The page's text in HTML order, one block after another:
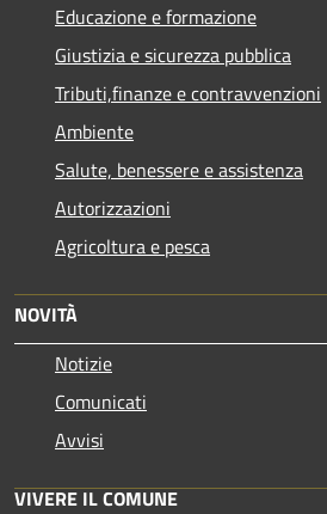
Educazione e formazione
Giustizia e sicurezza pubblica
Tributi,finanze e contravvenzioni
Ambiente
Salute, benessere e assistenza
Autorizzazioni
Agricoltura e pesca
NOVITÀ
Notizie
Comunicati
Avvisi
VIVERE IL COMUNE